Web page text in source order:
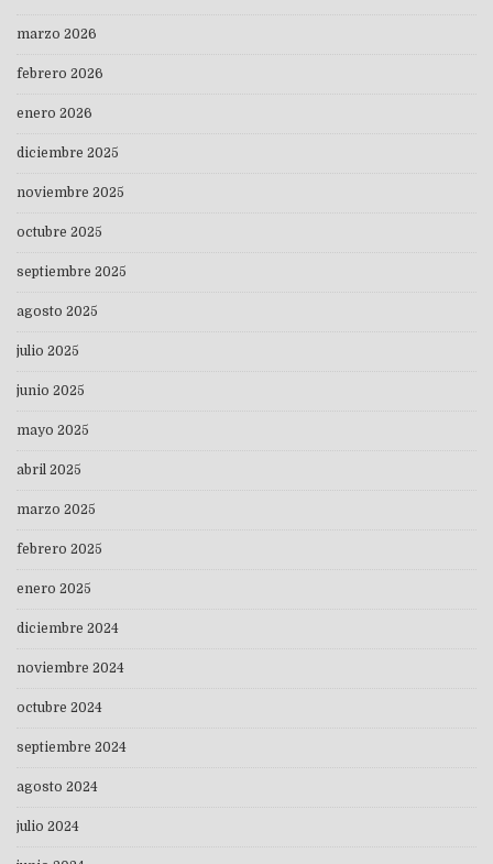
marzo 2026
febrero 2026
enero 2026
diciembre 2025
noviembre 2025
octubre 2025
septiembre 2025
agosto 2025
julio 2025
junio 2025
mayo 2025
abril 2025
marzo 2025
febrero 2025
enero 2025
diciembre 2024
noviembre 2024
octubre 2024
septiembre 2024
agosto 2024
julio 2024